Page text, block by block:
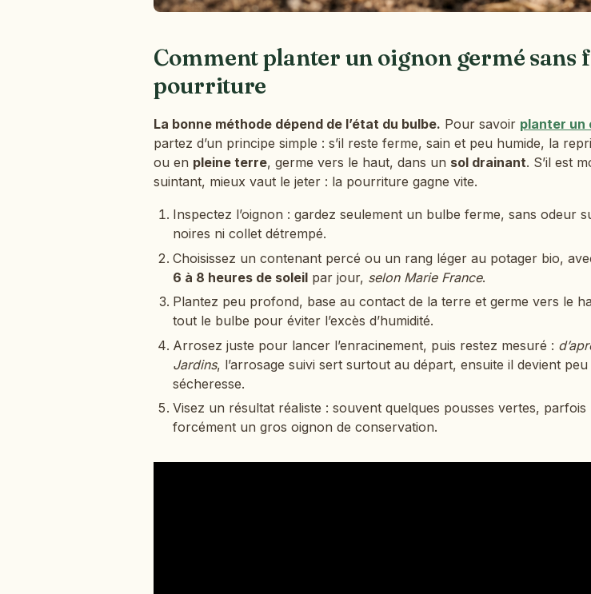
Comment planter un oignon germé sans
pourriture
La bonne méthode dépend de l’état du bulbe. Pour savoir planter un
partez d’un principe simple : s’il reste ferme, sain et peu humide, la
ou en pleine terre, germe vers le haut, dans un sol drainant. S’il est
suintant, mieux vaut le jeter : la pourriture gagne vite.
Inspectez l’oignon : gardez seulement un bulbe ferme, sans odeur
noires ni collet détrempé.
Choisissez un contenant percé ou un rang léger au potager bio,
6 à 8 heures de soleil par jour, selon Marie France.
Plantez peu profond, base au contact de la terre et germe vers le
tout le bulbe pour éviter l’excès d’humidité.
Arrosez juste pour lancer l’enracinement, puis restez mesuré :
Jardins, l’arrosage suivi sert surtout au départ, ensuite il devient
sécheresse.
Visez un résultat réaliste : souvent quelques pousses vertes,
forcément un gros oignon de conservation.